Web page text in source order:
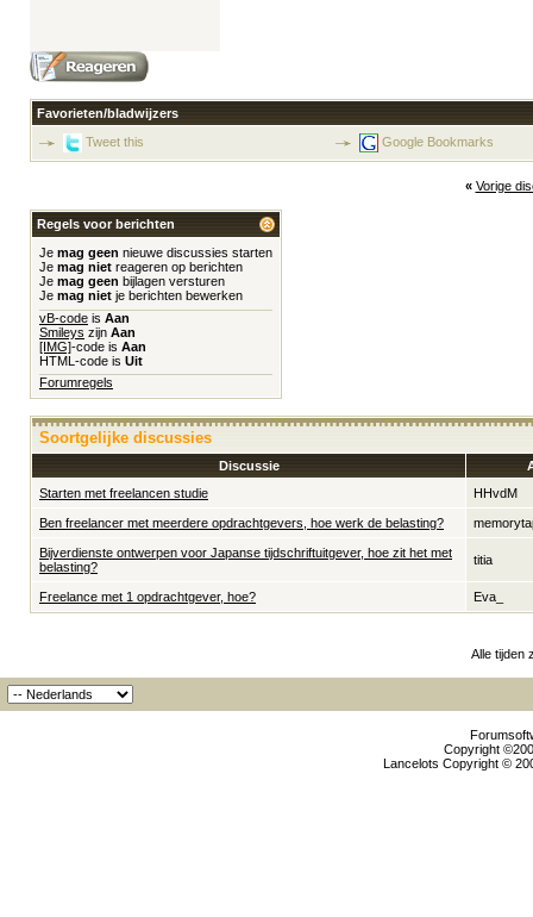
Favorieten/bladwijzers
Tweet this
Google Bookmarks
« Vorige
Regels voor berichten
Je mag geen nieuwe discussies starten
Je mag niet reageren op berichten
Je mag geen bijlagen versturen
Je mag niet je berichten bewerken
vB-code is Aan
Smileys zijn Aan
[IMG]-code is Aan
HTML-code is Uit
Forumregels
Soortgelijke discussies
Discussie
Starten met freelancen studie
HHvdM
Ben freelancer met meerdere opdrachtgevers, hoe werk de belasting?
Bijverdienste ontwerpen voor Japanse tijdschriftuitgever, hoe zit het met
belasting?
titia
Freelance met 1 opdrachtgever, hoe? Eva_
Alle tijden
Copyright
Lancelots Copyright ©